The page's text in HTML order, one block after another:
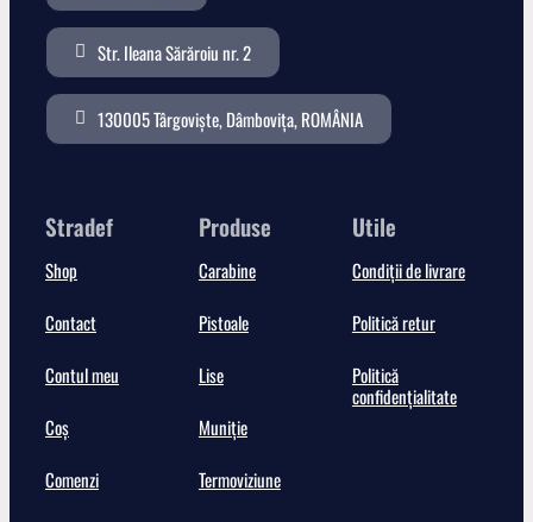
Str. Ileana Sărăroiu nr. 2
130005 Târgoviște, Dâmbovița, ROMÂNIA
Stradef
Shop
Contact
Contul meu
Coș
Comenzi
Produse
Carabine
Pistoale
Lise
Muniție
Termoviziune
Utile
Condiții de livrare
Politică retur
Politică
confidențialitate